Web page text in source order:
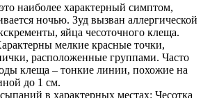
наиболее характерный симптом,
ночью. Зуд вызван аллергической
яйца чесоточного клеща.
мелкие красные точки,
расположенные группами. Часто
клеща – тонкие линии, похожие на
до 1 см.
в характерных местах: Чесотка